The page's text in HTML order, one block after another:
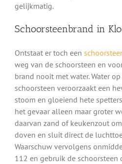
gelijkmatig.
Schoorsteenbrand in
Ontstaat er toch een
weg van de schoorsteen en
brand nooit met water. Water
schoorsteen veroorzaakt een
stoom en gloeiend hete
het gevaar alleen maar groter
daarvan zand of keukenzout
doven en sluit direct de
Waarschuw vervolgens
112 en gebruik de schoorsteen